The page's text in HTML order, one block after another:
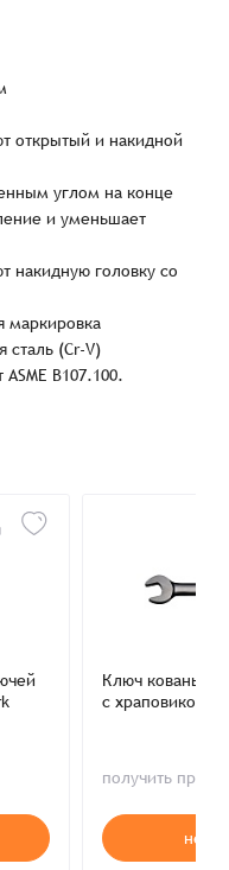
и накидной
углом на конце
и уменьшает
головку со
(Cr-V)
B107.100.
Ключ кованый
с храповиком
получить
нет в